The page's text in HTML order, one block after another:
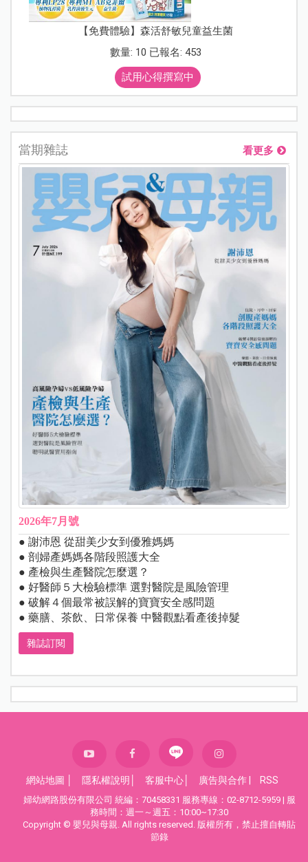
【免費體驗】森活舒敏兒童益生菌
數量: 10 已報名: 453
試用心得撰寫中
當期雜誌 看更多
2026年7月號
● 謝沛恩 從甜美少女到優雅媽媽
● 剖婦產媽媽各階段照護大全
● 產檢與生產醫院怎麼選？
● 好醫師５大檢驗標準 選對醫院是風險管理
● 破解４個最常被誤解的寶寶安全感問題
● 藥膳、茶飲、日常保養 中醫觀點看產後掉髮
雜誌訂閱
網站地圖 隱私權說明 客服中心 廣告與合作 RSS
婦幼網路股份有限公司 統編：70458331 服務專線：02-8712-5959 | 服
務時間：週一～週五：10:00~17:30
Copyright © 嬰兒與母親. All rights reserved. 版權所有，禁止擅自轉貼
節錄